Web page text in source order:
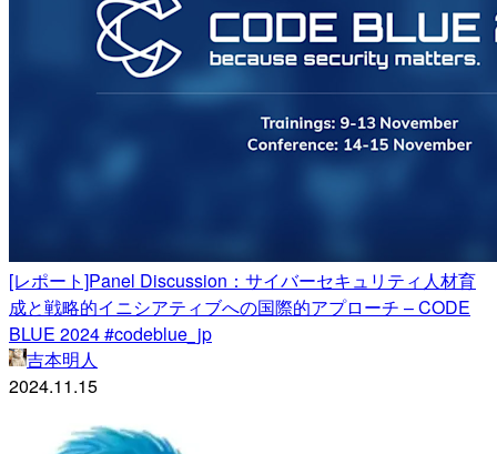
[レポート]Panel Discussion：サイバーセキュリティ人材育
成と戦略的イニシアティブへの国際的アプローチ – CODE
BLUE 2024 #codeblue_jp
吉本明人
2024.11.15